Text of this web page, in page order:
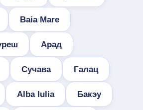
Baia Mare
Арад
Сучава Галац
Alba Iulia Бакэу